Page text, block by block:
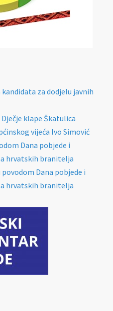
kandidata za dodjelu javnih
klape Škatulica
vijeća Ivo Simović
Dana pobjede i
hrvatskih branitelja
Dana pobjede i
hrvatskih branitelja